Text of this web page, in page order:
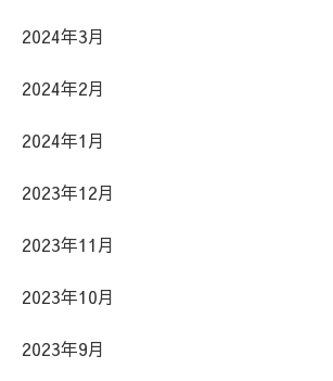
2024年3月
2024年2月
2024年1月
2023年12月
2023年11月
2023年10月
2023年9月